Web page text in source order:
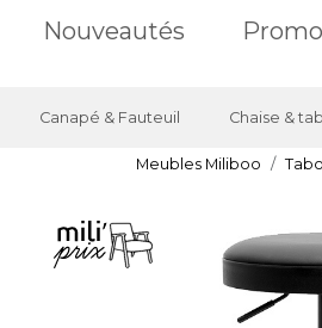
Nouveautés
Canapé & Fauteuil Chaise &
Meubles Miliboo